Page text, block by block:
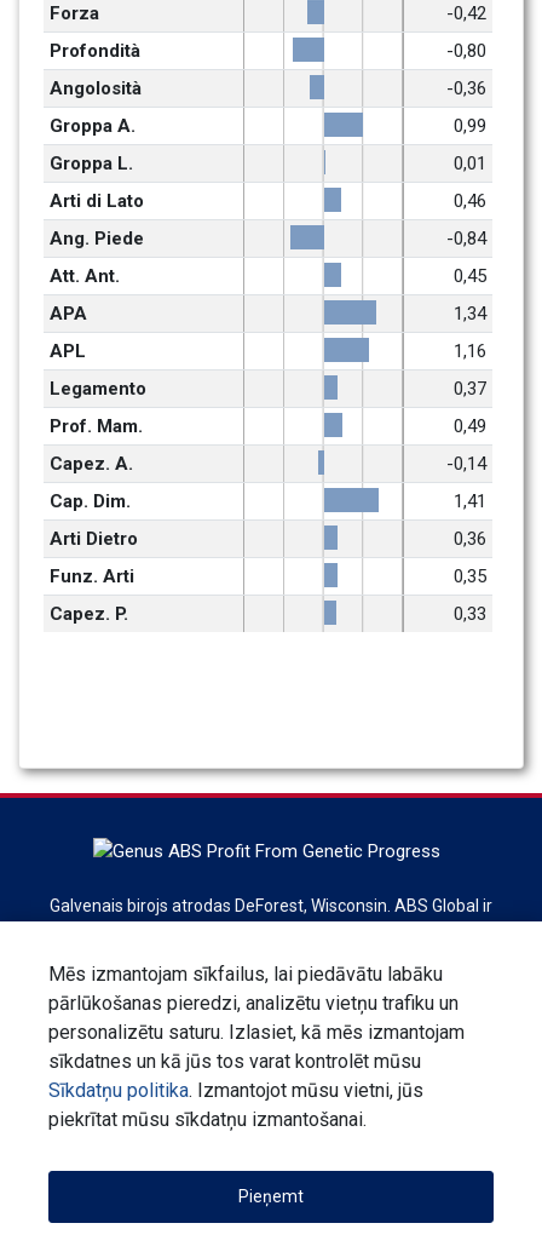
Forza
-0,42
Profondità
-0,80
Angolosità
-0,36
Groppa A.
0,99
Groppa L.
0,01
Arti di Lato
0,46
Ang. Piede
-0,84
Att. Ant.
0,45
APA
1,34
APL
1,16
Legamento
0,37
Prof. Mam.
0,49
Capez. A.
-0,14
Cap. Dim.
1,41
Arti Dietro
0,36
Funz. Arti
0,35
Capez. P.
0,33
Mēs izmantojam sīkfailus, lai piedāvātu labāku
pārlūkošanas pieredzi, analizētu vietņu trafiku un
personalizētu saturu. Izlasiet, kā mēs izmantojam
sīkdatnes un kā jūs tos varat kontrolēt mūsu
Sīkdatņu politika. Izmantojot mūsu vietni, jūs
piekrītat mūsu sīkdatņu izmantošanai.
Pieņemt
Galvenais birojs atrodas DeForest, Wisconsin. ABS Global ir
Genus plc koncerna.
Reģistrējieties biļetenam
Sazinies ar mums Paziņojums par konfidencialitāti
Noteikumi Korporatīvā atbildība